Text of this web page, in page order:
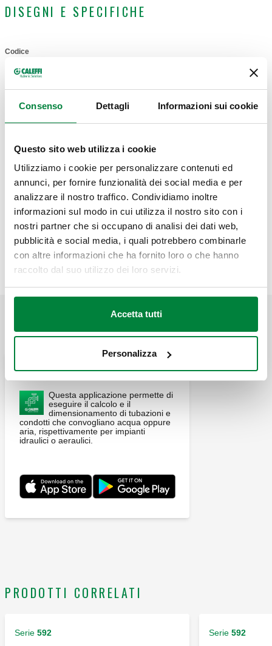
Consenso Dettagli Informazioni sui cookie
Questo sito web utilizza i cookie
Utilizziamo i cookie per personalizzare contenuti ed
annunci, per fornire funzionalità dei social media e per
analizzare il nostro traffico. Condividiamo inoltre
informazioni sul modo in cui utilizza il nostro sito con i
nostri partner che si occupano di analisi dei dati web,
pubblicità e social media, i quali potrebbero combinarle
con altre informazioni che ha fornito loro o che hanno
raccolto dal suo utilizzo dei loro servizi.
Accetta tutti
Personalizza
DISEGNI E SPECIFICHE
Codice
658000
Capitolato Mostra Copia
CALEFFI, 658000. Coppia zanche di fissaggio per collettori
serie 592, 350 e 351. Complete di fascette isolanti
termoacustiche, viti e tasselli. Per l’impiego con cassette
serie 659 o direttamente a muro.
Codice SCIP-Dichiarazione REACH in
“Scarica"
CODICE IN FASE DI ANALISI
Mostra
Copia
APPLICAZIONI
Pipe Sizer Caleffi
Questa applicazione permette di
eseguire il calcolo e il
dimensionamento di tubazioni e
condotti che convogliano acqua oppure
aria, rispettivamente per impianti
idraulici o aeraulici.
PRODOTTI CORRELATI
Serie 592 Serie 592